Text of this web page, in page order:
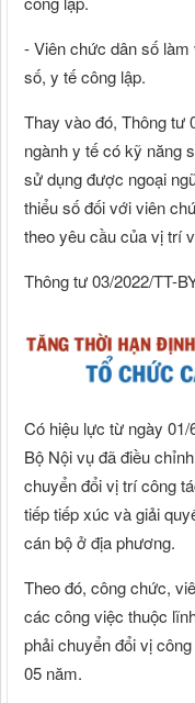
- Viên chức dân số
số, y tế công lập.
Thay vào đó, Thông tư
ngành y tế có kỹ năng
sử dụng được ngoại
thiểu số đối với viên
theo yêu cầu của vị trí
Thông tư 03/2022/TT-
Có hiệu lực từ ngày
Bộ Nội vụ đã điều
chuyển đổi vị trí công
tiếp tiếp xúc và giải
cán bộ ở địa phương.
Theo đó, công chức,
các công việc thuộc
phải chuyển đổi vị
05 năm.